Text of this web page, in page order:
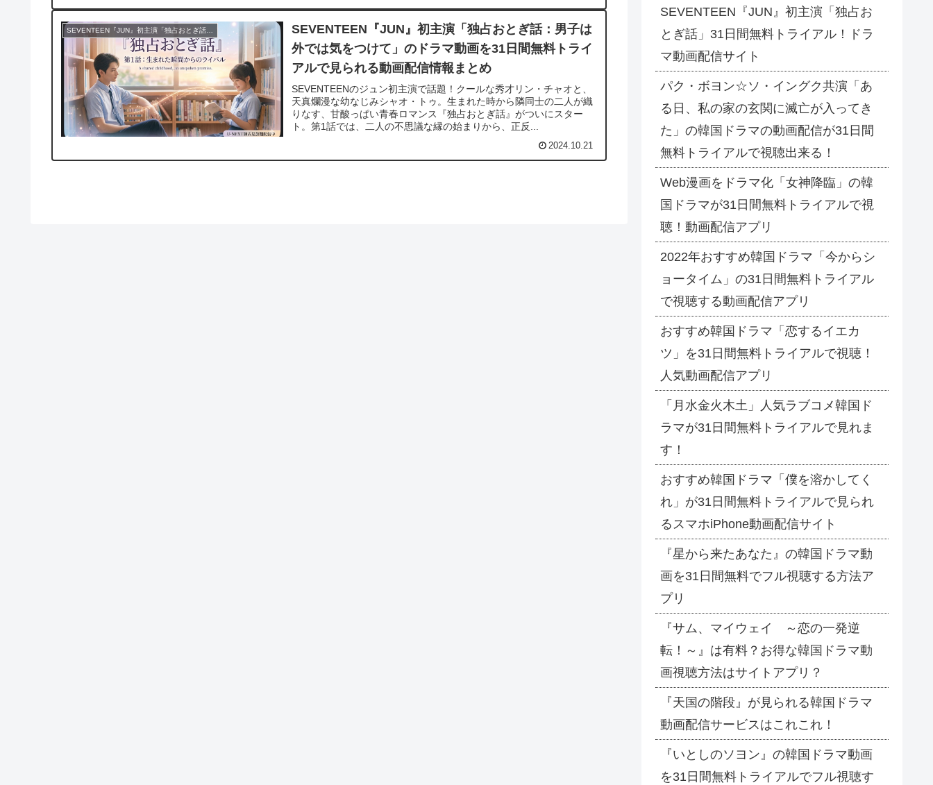
SEVENTEEN『JUN』初主演「独占おとぎ話：男子は
外では気をつけて」のドラマ動画を31日間無料トライ
アルで見られる動画配信情報まとめ
SEVENTEENのジュン初主演で話題！クールな秀才リン・チャオと、
天真爛漫な幼なじみシャオ・トゥ。生まれた時から隣同士の二人が織
りなす、甘酸っぱい青春ロマンス『独占おとぎ話』がついにスター
ト。第1話では、二人の不思議な縁の始まりから、正反...
2024.10.21
SEVENTEEN『JUN』初主演「独占お
とぎ話」31日間無料トライアル！ドラ
マ動画配信サイト
パク・ボヨン☆ソ・イングク共演「あ
る日、私の家の玄関に滅亡が入ってき
た」の韓国ドラマの動画配信が31日間
無料トライアルで視聴出来る！
Web漫画をドラマ化「女神降臨」の韓
国ドラマが31日間無料トライアルで視
聴！動画配信アプリ
2022年おすすめ韓国ドラマ「今からシ
ョータイム」の31日間無料トライアル
で視聴する動画配信アプリ
おすすめ韓国ドラマ「恋するイエカ
ツ」を31日間無料トライアルで視聴！
人気動画配信アプリ
「月水金火木土」人気ラブコメ韓国ド
ラマが31日間無料トライアルで見れま
す！
おすすめ韓国ドラマ「僕を溶かしてく
れ」が31日間無料トライアルで見られ
るスマホiPhone動画配信サイト
『星から来たあなた』の韓国ドラマ動
画を31日間無料でフル視聴する方法ア
プリ
『サム、マイウェイ ～恋の一発逆
転！～』は有料？お得な韓国ドラマ動
画視聴方法はサイトアプリ？
『天国の階段』が見られる韓国ドラマ
動画配信サービスはこれこれ！
『いとしのソヨン』の韓国ドラマ動画
を31日間無料トライアルでフル視聴す